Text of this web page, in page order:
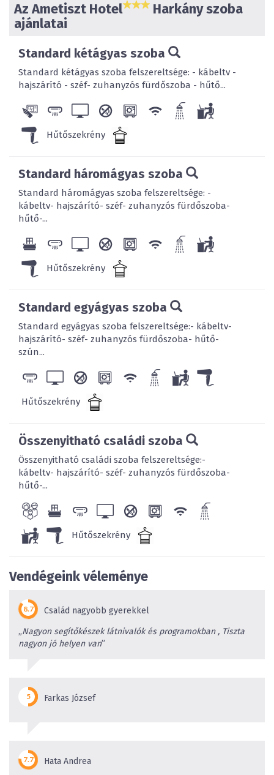
Az Ametiszt Hotel
Harkány szoba
ajánlatai
Standard kétágyas szoba
Standard kétágyas szoba felszereltsége: - kábeltv -
hajszárító - széf- zuhanyzós fürdőszoba - hűtő...
Hűtőszekrény
Standard háromágyas szoba
Standard háromágyas szoba felszereltsége: -
kábeltv- hajszárító- széf- zuhanyzós fürdőszoba-
hűtő-...
Hűtőszekrény
Standard egyágyas szoba
Standard egyágyas szoba felszereltsége:- kábeltv-
hajszárító- széf- zuhanyzós fürdőszoba- hűtő-
szún...
Hűtőszekrény
Összenyitható családi szoba
Összenyitható családi szoba felszereltsége:-
kábeltv- hajszárító- széf- zuhanyzós fürdőszoba-
hűtő-...
Hűtőszekrény
Vendégeink véleménye
Család nagyobb gyerekkel
„Nagyon segítőkészek látnivalók és programokban , Tiszta
nagyon jó helyen van”
Farkas József
Hata Andrea